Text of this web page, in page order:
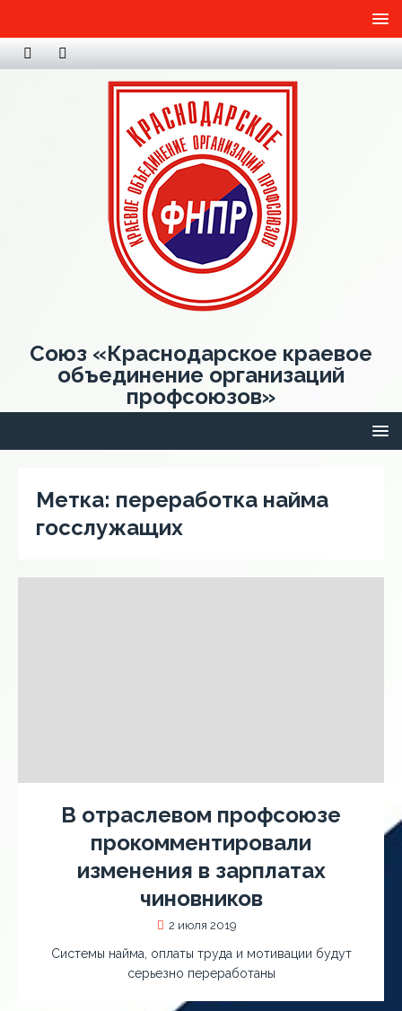
Союз «Краснодарское краевое
объединение организаций
профсоюзов»
Метка: переработка найма
госслужащих
В отраслевом профсоюзе
прокомментировали
изменения в зарплатах
чиновников
2 июля 2019
Системы найма, оплаты труда и мотивации будут
серьезно переработаны